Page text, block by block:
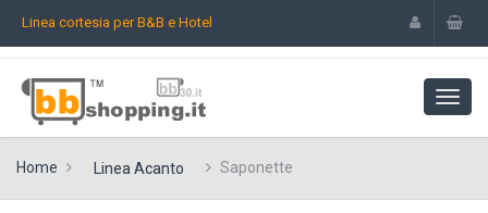
Linea cortesia per B&B e Hotel
Home Linea Acanto Saponette